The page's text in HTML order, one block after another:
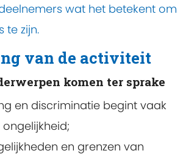
wat het betekent om
te zijn.
van de activiteit
komen ter sprake
en discriminatie begint vaak
en grenzen van